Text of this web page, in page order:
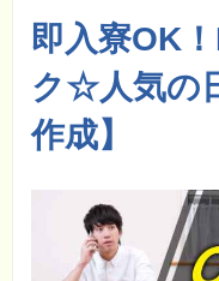
即入寮OK
ク☆人気の
作成】